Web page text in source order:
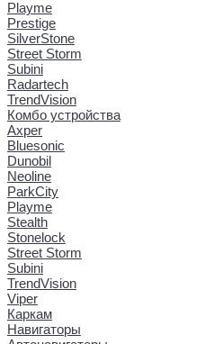
Playme
Prestige
SilverStone
Street Storm
Subini
Radartech
TrendVision
Комбо устройства
Axper
Bluesonic
Dunobil
Neoline
ParkCity
Playme
Stealth
Stonelock
Street Storm
Subini
TrendVision
Viper
Каркам
Навигаторы